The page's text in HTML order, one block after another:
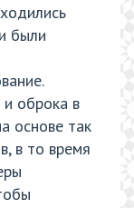
были
оброка в
основе так
в то время